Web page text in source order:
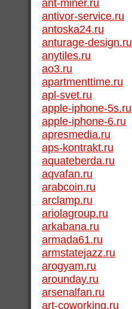
ant-miner.ru
antivor-service.ru
antoska24.ru
anturage-design.ru
anytiles.ru
ao3.ru
apartmenttime.ru
apl-svet.ru
apple-iphone-5s.ru
apple-iphone-6.ru
apresmedia.ru
aps-kontrakt.ru
aquateberda.ru
aqvafan.ru
arabcoin.ru
arclamp.ru
ariolagroup.ru
arkabana.ru
armada61.ru
armstatejazz.ru
arogyam.ru
arounday.ru
arsenalfan.ru
art-coworking.ru